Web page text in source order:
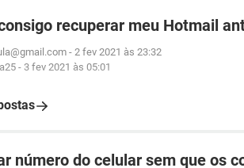
recuperar meu Hotmail
- 2 fev 2021 às 23:32
- 3 fev 2021 às 05:01
número do celular sem que os